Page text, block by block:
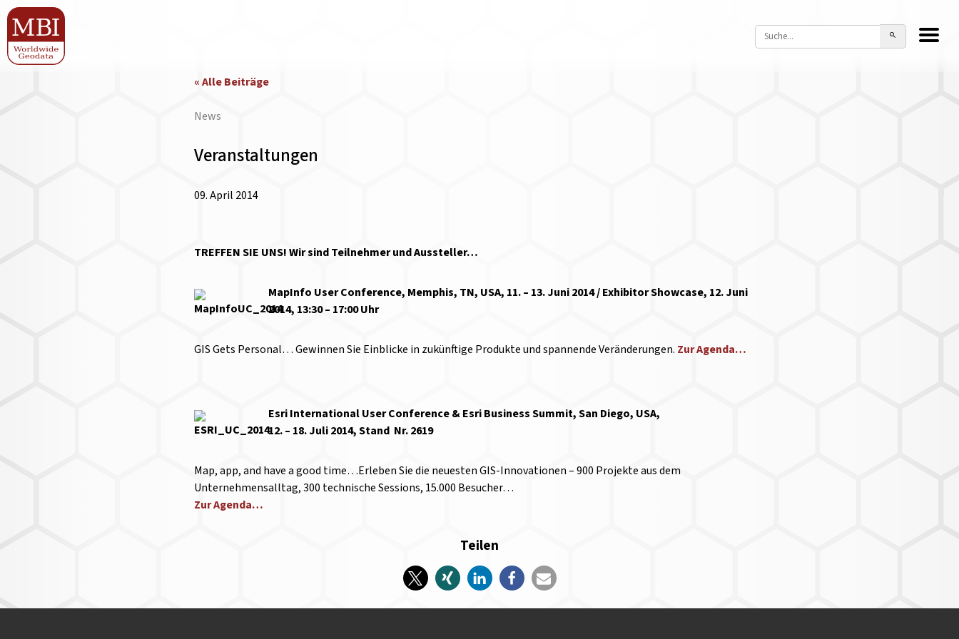
« Alle Beiträge
News
Veranstaltungen
09. April 2014
TREFFEN SIE UNS! Wir sind Teilnehmer und Aussteller…
MapInfo User Conference, Memphis, TN, USA, 11. – 13. Juni 2014 / Exhibitor Showcase, 12. Juni
2014, 13:30 – 17:00 Uhr
GIS Gets Personal… Gewinnen Sie Einblicke in zukünftige Produkte und spannende Veränderungen. Zur Agenda…
Esri International User Conference & Esri Business Summit, San Diego, USA,
12. – 18. Juli 2014, Stand Nr. 2619
Map, app, and have a good time…Erleben Sie die neuesten GIS-Innovationen – 900 Projekte aus dem
Unternehmensalltag, 300 technische Sessions, 15.000 Besucher…
Zur Agenda…
Teilen